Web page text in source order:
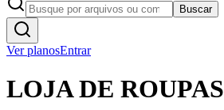
Buscar
Ver planosEntrar
LOJA DE ROUPAS